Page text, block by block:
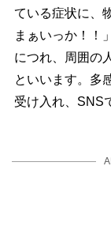
ている症状に、
まぁいっか！！
につれ、周囲の
といいます。多
受け入れ、SNS